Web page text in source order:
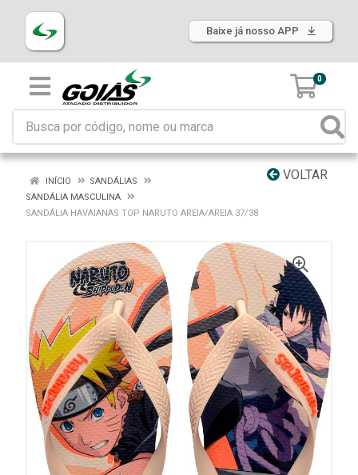
Baixe já nosso APP
0
VOLTAR
INÍCIO
SANDÁLIAS
SANDÁLIA MASCULINA
SANDÁLIA HAVAIANAS TOP NARUTO AREIA/AREIA 37/38